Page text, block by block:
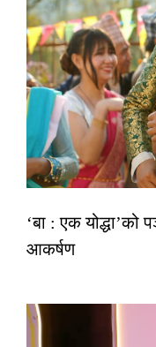
‘बा : एक
आकर्षण